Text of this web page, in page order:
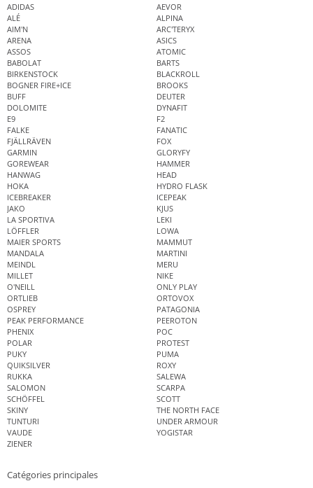
ADIDAS
AEVOR
ALÉ
ALPINA
AIM'N
ARC'TERYX
ARENA
ASICS
ASSOS
ATOMIC
BABOLAT
BARTS
BIRKENSTOCK
BLACKROLL
BOGNER FIRE+ICE
BROOKS
BUFF
DEUTER
DOLOMITE
DYNAFIT
E9
F2
FALKE
FANATIC
FJÄLLRÄVEN
FOX
GARMIN
GLORYFY
GOREWEAR
HAMMER
HANWAG
HEAD
HOKA
HYDRO FLASK
ICEBREAKER
ICEPEAK
JAKO
KJUS
LA SPORTIVA
LEKI
LÖFFLER
LOWA
MAIER SPORTS
MAMMUT
MANDALA
MARTINI
MEINDL
MERU
MILLET
NIKE
O'NEILL
ONLY PLAY
ORTLIEB
ORTOVOX
OSPREY
PATAGONIA
PEAK PERFORMANCE
PEEROTON
PHENIX
POC
POLAR
PROTEST
PUKY
PUMA
QUIKSILVER
ROXY
RUKKA
SALEWA
SALOMON
SCARPA
SCHÖFFEL
SCOTT
SKINY
THE NORTH FACE
TUNTURI
UNDER ARMOUR
VAUDE
YOGISTAR
ZIENER
Catégories principales